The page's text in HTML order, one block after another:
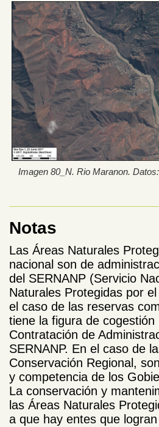
Imagen 80_N. Rio Maranon.
Notas
Las Áreas Naturales
nacional son de
del SERNANP (Servicio
Naturales Protegidas por
el caso de las reservas
tiene la figura de cogestión
Contratación de
SERNANP. En el caso de
Conservación Regional,
y competencia de los
La conservación y
las Áreas Naturales
a que hay entes que